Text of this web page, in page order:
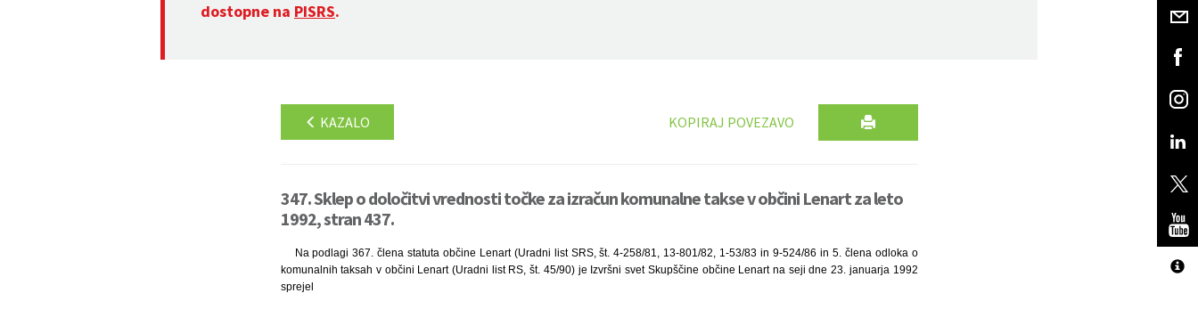
dostopne na PISRS.
KAZALO KOPIRAJ POVEZAVO
347. Sklep o določitvi vrednosti točke za izračun komunalne takse v občini Lenart za leto
1992, stran 437.
Na podlagi 367. člena statuta občine Lenart (Uradni list SRS, št. 4-258/81, 13-801/82, 1-53/83 in 9-524/86 in 5. člena odloka o
komunalnih taksah v občini Lenart (Uradni list RS, št. 45/90) je Izvršni svet Skupščine občine Lenart na seji dne 23. januarja 1992
sprejel